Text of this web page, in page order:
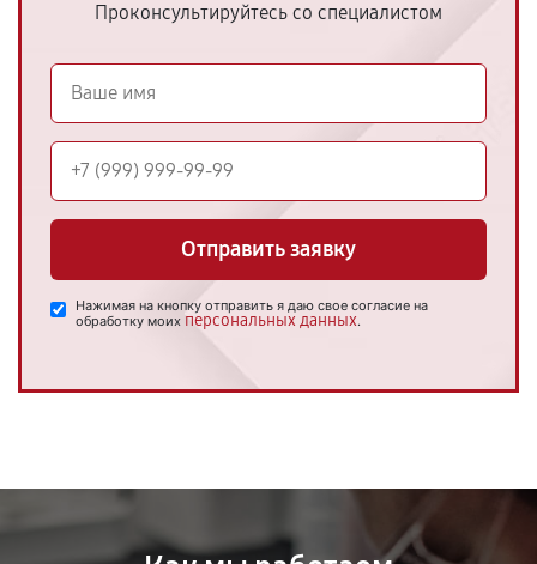
Проконсультируйтесь со специалистом
Отправить заявку
Нажимая на кнопку отправить я даю свое согласие на
обработку моих персональных данных.